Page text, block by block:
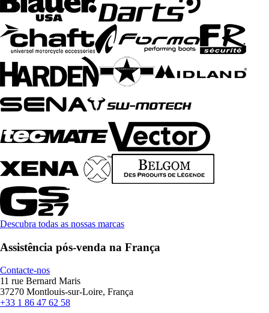
Descubra todas as nossas marcas
Assistência pós-venda na França
Contacte-nos
11 rue Bernard Maris
37270 Montlouis-sur-Loire, França
+33 1 86 47 62 58